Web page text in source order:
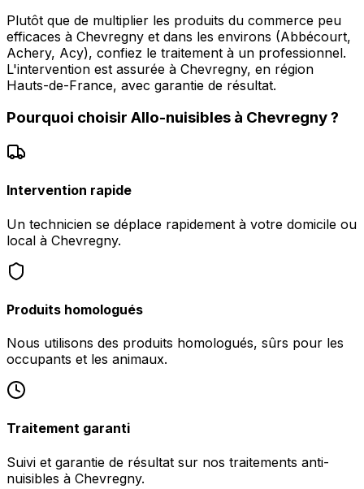
Plutôt que de multiplier les produits du commerce peu
efficaces à Chevregny et dans les environs (Abbécourt,
Achery, Acy), confiez le traitement à un professionnel.
L'intervention est assurée à Chevregny, en région
Hauts-de-France, avec garantie de résultat.
Pourquoi choisir Allo-nuisibles à Chevregny?
Intervention rapide
Un technicien se déplace rapidement à votre domicile ou
local à Chevregny.
Produits homologués
Nous utilisons des produits homologués, sûrs pour les
occupants et les animaux.
Traitement garanti
Suivi et garantie de résultat sur nos traitements anti-
nuisibles à Chevregny.